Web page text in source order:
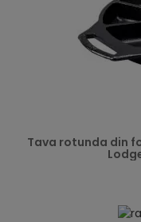
Tava rotunda din